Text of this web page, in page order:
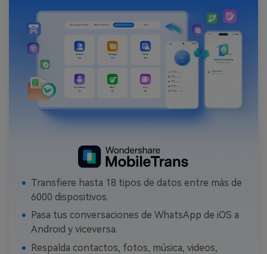
Transfiere hasta 18 tipos de datos entre más de
6000 dispositivos.
Pasa tus conversaciones de WhatsApp de iOS a
Android y viceversa.
Respalda contactos, fotos, música, videos,